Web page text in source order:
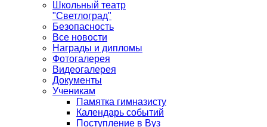
Школьный театр
"Светлоград"
Безопасность
Все новости
Награды и дипломы
Фотогалерея
Видеогалерея
Документы
Ученикам
Памятка гимназисту
Календарь событий
Поступление в Вуз